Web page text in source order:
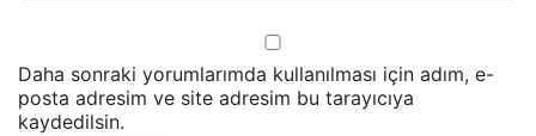
Daha sonraki yorumlarımda kullanılması için adım, e-
posta adresim ve site adresim bu tarayıcıya
kaydedilsin.